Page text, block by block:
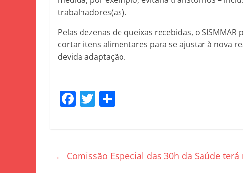
trabalhadores(as).
Pelas dezenas de queixas recebidas, o
cortar itens alimentares para se ajustar à nova
devida adaptação.
F
b
T
← Comissão Especial das 30h da Saúde